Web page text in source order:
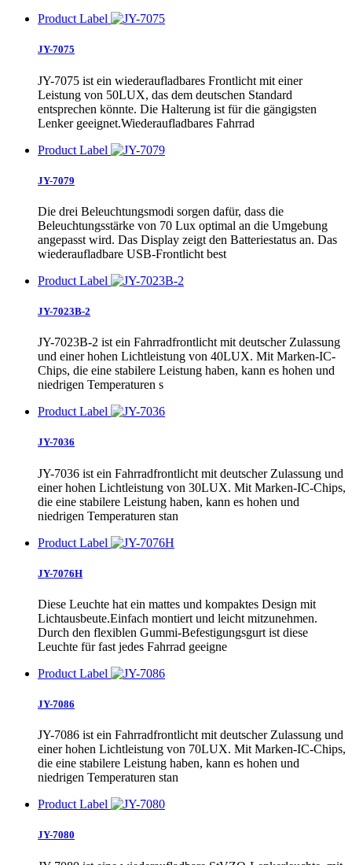
Product Label
JY-7075
JY-7075 ist ein wiederaufladbares Frontlicht mit einer
Leistung von 50LUX, das dem deutschen Standard
entsprechen könnte. Die Halterung ist für die gängigsten
Lenker geeignet.Wiederaufladbares Fahrrad
Product Label
JY-7079
Die drei Beleuchtungsmodi sorgen dafür, dass die
Beleuchtungsstärke von 70 Lux optimal an die Umgebung
angepasst wird. Das Display zeigt den Batteriestatus an. Das
wiederaufladbare USB-Frontlicht best
Product Label
JY-7023B-2
JY-7023B-2 ist ein Fahrradfrontlicht mit deutscher Zulassung
und einer hohen Lichtleistung von 40LUX. Mit Marken-IC-
Chips, die eine stabilere Leistung haben, kann es hohen und
niedrigen Temperaturen s
Product Label
JY-7036
JY-7036 ist ein Fahrradfrontlicht mit deutscher Zulassung und
einer hohen Lichtleistung von 30LUX. Mit Marken-IC-Chips,
die eine stabilere Leistung haben, kann es hohen und
niedrigen Temperaturen stan
Product Label
JY-7076H
Diese Leuchte hat ein mattes und kompaktes Design mit
Lichtausbeute.Einfach montiert und leicht mitzunehmen.
Durch den flexiblen Gummi-Befestigungsgurt ist diese
Leuchte für fast jedes Fahrrad geeigne
Product Label
JY-7086
JY-7086 ist ein Fahrradfrontlicht mit deutscher Zulassung und
einer hohen Lichtleistung von 70LUX. Mit Marken-IC-Chips,
die eine stabilere Leistung haben, kann es hohen und
niedrigen Temperaturen stan
Product Label
JY-7080